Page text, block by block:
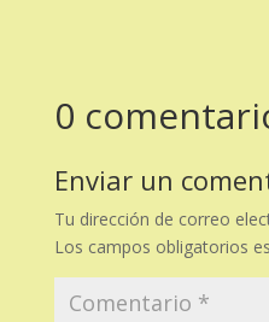
0
Enviar un
Tu dirección de correo
Los campos obligatorios